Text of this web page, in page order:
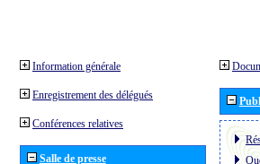
Information générale
Enregistrement des délégués
Conférences relatives
Salle de presse